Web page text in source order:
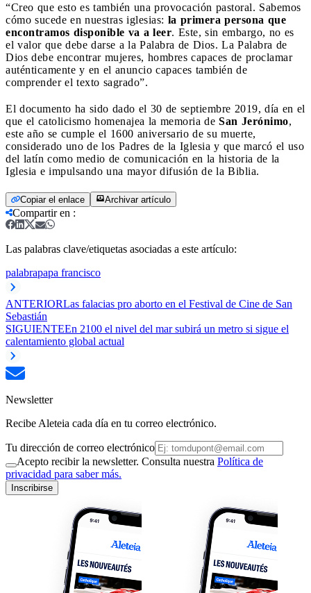
“Creo que esto es también una provocación pastoral. Sabemos
cómo sucede en nuestras iglesias: la primera persona que
encontramos disponible va a leer. Este, sin embargo, no es
el valor que debe darse a la Palabra de Dios. La Palabra de
Dios debe encontrar mujeres, hombres capaces de proclamar
auténticamente y en el anuncio capaces también de
comprender el texto sagrado”.
El documento ha sido dado el 30 de septiembre 2019, día en el
que el catolicismo homenajea la memoria de San Jerónimo,
este año se cumple el 1600 aniversario de su muerte,
considerado uno de los Padres de la Iglesia y que marcó el uso
del latín como medio de comunicación en la historia de la
Iglesia e impulsando una mayor difusión de la Biblia.
Copiar el enlace Archivar artículo
Compartir en :
Las palabras clave/etiquetas asociadas a este artículo:
palabrapapa francisco
ANTERIORLas falacias pro aborto en el Festival de Cine de San
Sebastián
SIGUIENTEEn 2100 el nivel del mar subirá un metro si sigue el
calentamiento global actual
Newsletter
Recibe Aleteia cada día en tu correo electrónico.
Tu dirección de correo electrónico
Acepto recibir la newsletter. Consulta nuestra Política de
privacidad para saber más.
Inscribirse